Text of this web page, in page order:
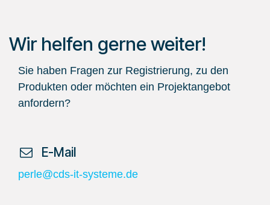
Wir helfen gerne weiter!
Sie haben Fragen zur Registrierung, zu den
Produkten oder möchten ein Projektangebot
anfordern?
​ E-Mail
perle@cds-it-systeme.de